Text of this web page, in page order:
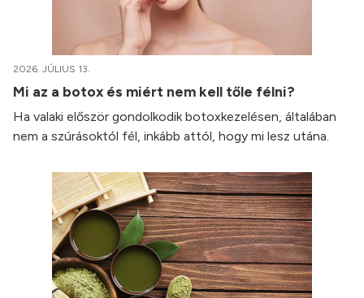
2026. JÚLIUS 13.
Mi az a botox és miért nem kell tőle félni?
Ha valaki először gondolkodik botoxkezelésen, általában
nem a szúrásoktól fél, inkább attól, hogy mi lesz utána.